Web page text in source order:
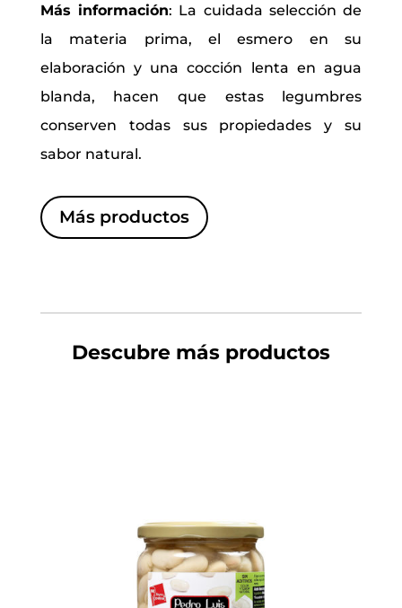
Más información: La cuidada selección de
la materia prima, el esmero en su
elaboración y una cocción lenta en agua
blanda, hacen que estas legumbres
conserven todas sus propiedades y su
sabor natural.
Más productos
Descubre más productos